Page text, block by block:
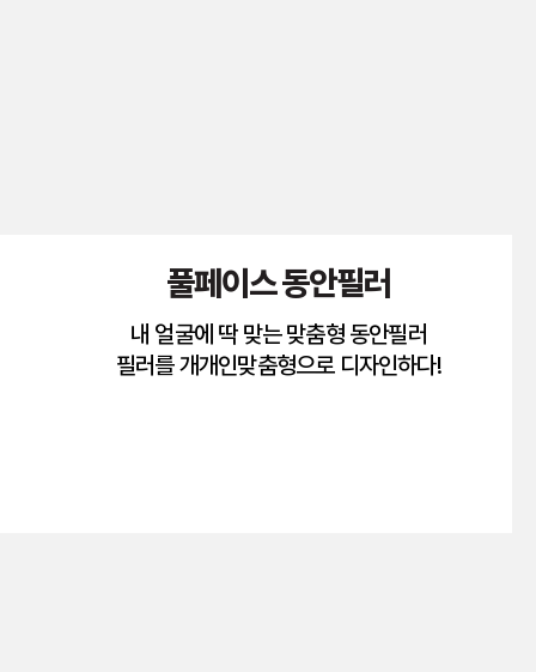
풀페이스 동안필러
내 얼굴에 딱 맞는 맞춤형 동안필러
필러를 개개인맞춤형으로 디자인하다!